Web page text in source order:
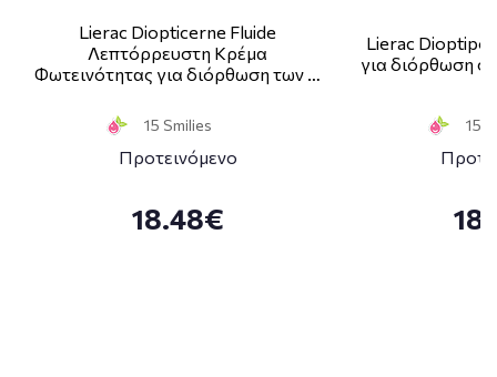
Lierac Diopticerne Fluide
Λεπτόρρευστη Κρέμα
Φωτεινότητας για διόρθωση των …
15 Smilies
Προτεινόμενο
18.48€
Lierac
για διόρθωση
15